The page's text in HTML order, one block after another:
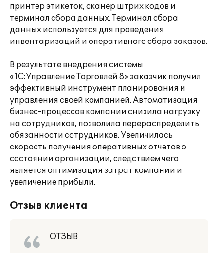
принтер этикеток, сканер штрих кодов и
терминал сбора данных. Терминал сбора
данных используется для проведения
инвентаризаций и оперативного сбора заказов.
В результате внедрения системы
«1С:Управление Торговлей 8» заказчик получил
эффективный инструмент планирования и
управления своей компанией. Автоматизация
бизнес-процессов компании снизила нагрузку
на сотрудников, позволила перераспределить
обязанности сотрудников. Увеличилась
скорость получения оперативных отчетов о
состоянии организации, следствием чего
является оптимизация затрат компании и
увеличение прибыли.
Отзыв клиента
ОТЗЫВ